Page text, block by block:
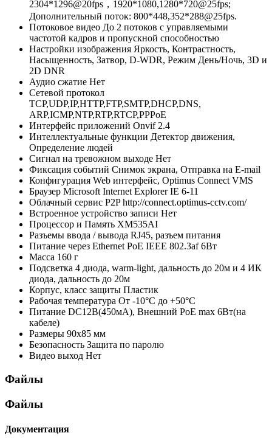
2304*1296@20fps，1920*1080,1280*720@25fps;
Дополнительный поток: 800*448,352*288@25fps.
Потоковое видео До 2 потоков с управляемыми
частотой кадров и пропускной способностью
Настройки изображения Яркость, Контрастность,
Насыщенность, Затвор, D-WDR, Режим День/Ночь, 3D и
2D DNR
Аудио сжатие Нет
Сетевой протокол
TCP,UDP,IP,HTTP,FTP,SMTP,DHCP,DNS,
ARP,ICMP,NTP,RTP,RTCP,PPPoE
Интерфейс приложений Onvif 2.4
Интеллектуальные функции Детектор движения,
Определение людей
Сигнал на тревожном выходе Нет
Фиксация событий Снимок экрана, Отправка на E-mail
Конфигурация Web интерфейс, Optimus Connect VMS
Браузер Microsoft Internet Explorer IE 6-11
Облачный сервис P2P http://connect.optimus-cctv.com/
Встроенное устройство записи Нет
Процессор и Память XM535AI
Разъемы ввода / вывода RJ45, разъем питания
Питание через Ethernet PoE IEEE 802.3af 6Вт
Масса 160 г
Подсветка 4 диода, warm-light, дальность до 20м и 4 ИК
диода, дальность до 20м
Корпус, класс защиты Пластик
Рабочая температура От -10°С до +50°С
Питание DC12В(450мА), Внешний PoE max 6Вт(на
кабеле)
Размеры 90x85 мм
Безопасность Защита по паролю
Видео выход Нет
Файлы
Файлы
Документация